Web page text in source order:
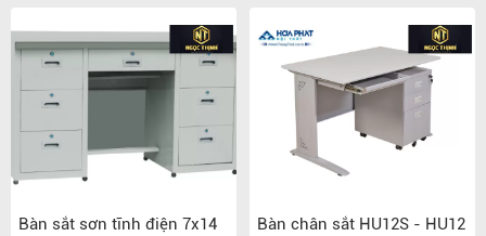
Bàn sắt sơn tĩnh điện 7x14
Bàn chân sắt HU12S - HU12